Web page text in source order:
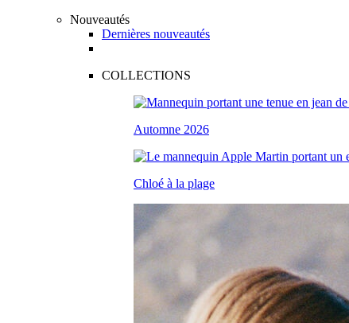
Nouveautés
Dernières nouveautés
COLLECTIONS
Automne 2026
Chloé à la plage